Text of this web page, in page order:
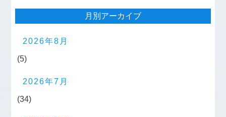
月別アーカイブ
2026年8月
(5)
2026年7月
(34)